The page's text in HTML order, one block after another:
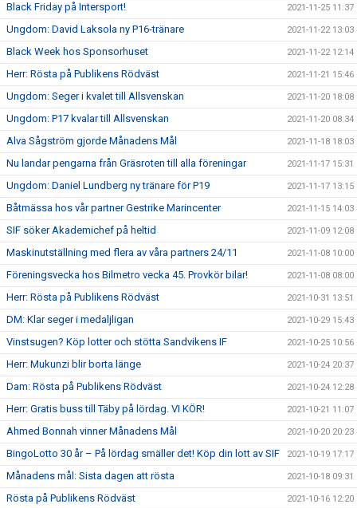
Black Friday på Intersport! 2021-11-25 11:37
Ungdom: David Laksola ny P16-tränare 2021-11-22 13:03
Black Week hos Sponsorhuset 2021-11-22 12:14
Herr: Rösta på Publikens Rödväst 2021-11-21 15:46
Ungdom: Seger i kvalet till Allsvenskan 2021-11-20 18:08
Ungdom: P17 kvalar till Allsvenskan 2021-11-20 08:34
Alva Sågström gjorde Månadens Mål 2021-11-18 18:03
Nu landar pengarna från Gräsroten till alla föreningar 2021-11-17 15:31
Ungdom: Daniel Lundberg ny tränare för P19 2021-11-17 13:15
Båtmässa hos vår partner Gestrike Marincenter 2021-11-15 14:03
SIF söker Akademichef på heltid 2021-11-09 12:08
Maskinutställning med flera av våra partners 24/11 2021-11-08 10:00
Föreningsvecka hos Bilmetro vecka 45. Provkör bilar! 2021-11-08 08:00
Herr: Rösta på Publikens Rödväst 2021-10-31 13:51
DM: Klar seger i medaljligan 2021-10-29 15:43
Vinstsugen? Köp lotter och stötta Sandvikens IF 2021-10-25 10:56
Herr: Mukunzi blir borta länge 2021-10-24 20:37
Dam: Rösta på Publikens Rödväst 2021-10-24 12:28
Herr: Gratis buss till Täby på lördag. VI KÖR! 2021-10-21 11:07
Ahmed Bonnah vinner Månadens Mål 2021-10-20 20:23
BingoLotto 30 år – På lördag smäller det! Köp din lott av SIF 2021-10-19 17:17
Månadens mål: Sista dagen att rösta 2021-10-18 09:31
Rösta på Publikens Rödväst 2021-10-16 12:20